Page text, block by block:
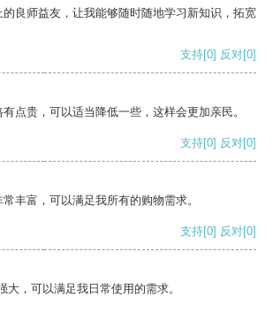
良师益友，让我能够随时随地学习新知识，拓宽
支持[0] 反对[0]
点贵，可以适当降低一些，这样会更加亲民。
支持[0] 反对[0]
丰富，可以满足我所有的购物需求。
支持[0] 反对[0]
大，可以满足我日常使用的需求。